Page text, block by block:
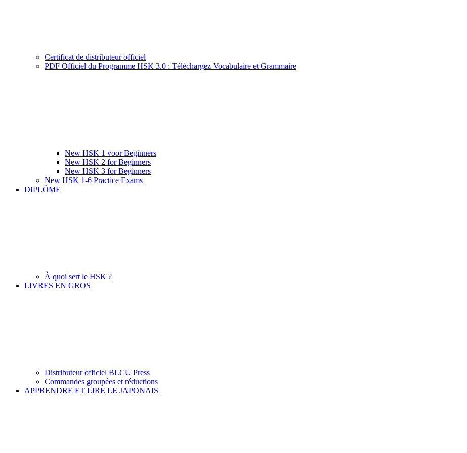
Certificat de distributeur officiel
PDF Officiel du Programme HSK 3.0 : Téléchargez Vocabulaire et Grammaire
New HSK 1 voor Beginners
New HSK 2 for Beginners
New HSK 3 for Beginners
New HSK 1-6 Practice Exams
DIPLÔME
À quoi sert le HSK ?
LIVRES EN GROS
Distributeur officiel BLCU Press
Commandes groupées et réductions
APPRENDRE ET LIRE LE JAPONAIS